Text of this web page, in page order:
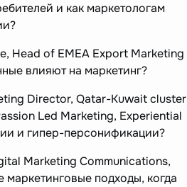
и как маркетологам
Head of EMEA Export Marketing
влияют на маркетинг?
Director, Qatar-Kuwait cluster
Led Marketing, Experiential
и гипер-персонификации?
Marketing Communications,
подходы, когда